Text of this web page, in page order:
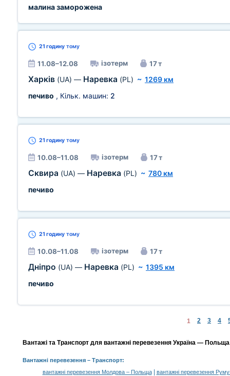
малина заморожена
21 годину тому
11.08–12.08 ізотерм 17 т
Харків (UA) — Наревка (PL) ~ 1269 км
печиво , Кільк. машин: 2
21 годину тому
10.08–11.08 ізотерм 17 т
Сквира (UA) — Наревка (PL) ~ 780 км
печиво
21 годину тому
10.08–11.08 ізотерм 17 т
Дніпро (UA) — Наревка (PL) ~ 1395 км
печиво
1 2 3 4
Вантажі та Транспорт для вантажні перевезення Україна —
Вантажні перевезення– Транспорт:
вантажні перевезення Молдова – Польща|
вантажні перевезення